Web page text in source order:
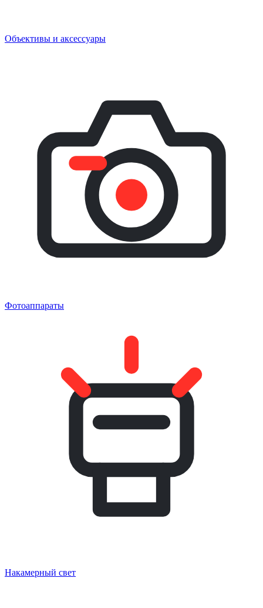
Объективы и аксессуары
Фотоаппараты
Накамерный свет